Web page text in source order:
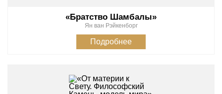
«Братство Шамбалы»
Ян ван Рэйкенборг
Подробнее